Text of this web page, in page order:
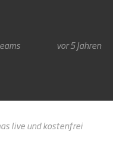
vor 5 Jahren
live und kostenfrei